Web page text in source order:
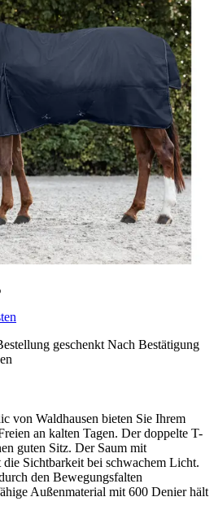
geschenkt Nach Bestätigung
von Waldhausen bieten Sie Ihrem
an kalten Tagen. Der doppelte T-
guten Sitz. Der Saum mit
Sichtbarkeit bei schwachem Licht.
den Bewegungsfalten
Außenmaterial mit 600 Denier hält